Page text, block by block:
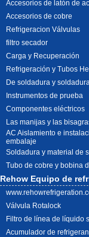
Accesorios de latón de
Accesorios de cobre
Refrigeracion Válvulas
filtro secador
Carga y Recuperación
Refrigeración y Tubos
De soldadura y
Instrumentos de prueba
Componentes eléctricos
Las manijas y las
AC Aislamiento e
embalaje
Soldadura y material de
Tubo de cobre y bobina
Rehow Equipo de
Válvula Rotalock
Filtro de línea de líquido
Acumulador de